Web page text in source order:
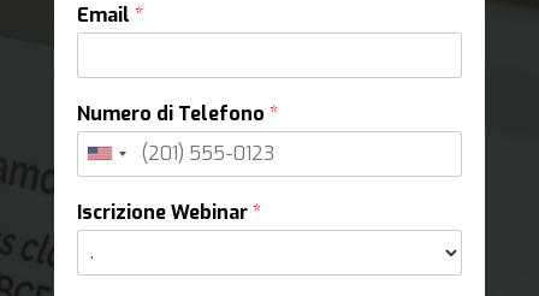
Email *
Numero di Telefono *
Iscrizione Webinar*